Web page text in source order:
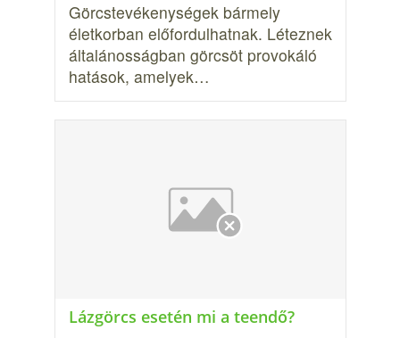
Görcstevékenységek bármely
életkorban előfordulhatnak. Lé­teznek
általánosságban görcsöt provokáló
hatások, amelyek…
Lázgörcs esetén mi a teendő?